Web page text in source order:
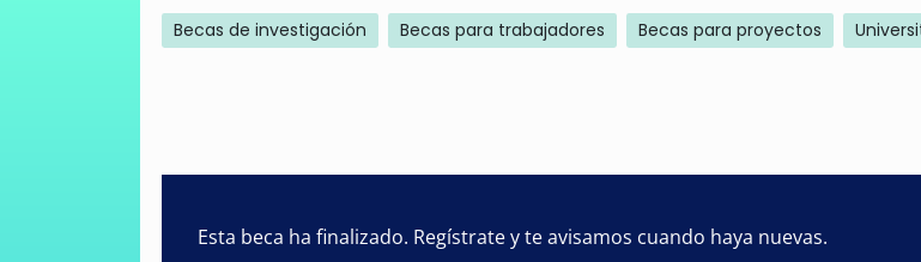
Becas de investigación Becas para trabajadores Becas para proyectos
Esta beca ha finalizado. Regístrate y te avisamos cuando haya nuevas.